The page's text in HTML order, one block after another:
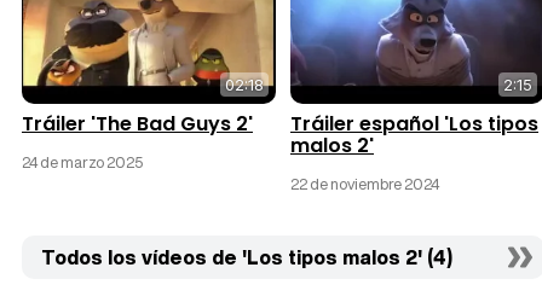
02:18
Tráiler 'The Bad Guys 2'
24 de marzo 2025
2:15
Tráiler español 'Los tipos
malos 2'
22 de noviembre 2024
Todos los vídeos de 'Los tipos malos 2' (4)